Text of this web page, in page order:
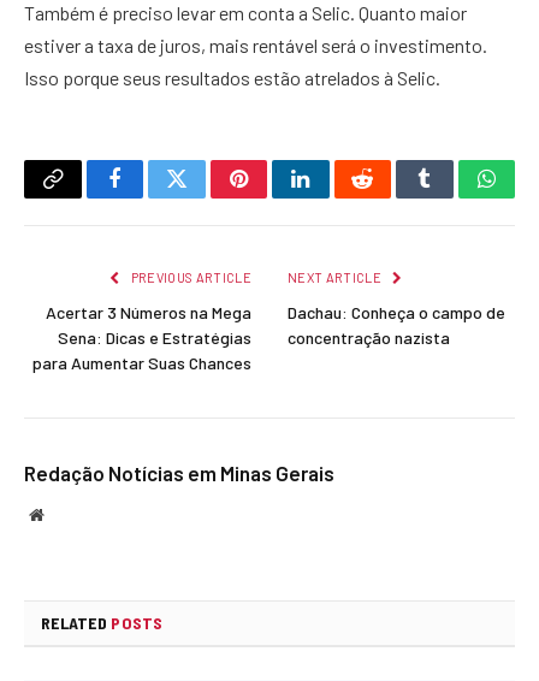
Também é preciso levar em conta a Selic. Quanto maior
estiver a taxa de juros, mais rentável será o investimento.
Isso porque seus resultados estão atrelados à Selic.
Copy
FacebookTwitterPinterestLinkedInRedditTumblr
PREVIOUS ARTICLE
Acertar 3 Números na Mega
Sena: Dicas e Estratégias
para Aumentar Suas Chances
NEXT ARTICLE
Dachau: Conheça o campo de
concentração nazista
Redação Notícias em Minas Gerais
Website
RELATED POSTS